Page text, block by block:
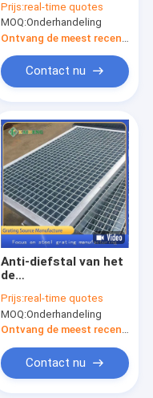
de het
Afvoerkanaalrooster
lidstaten Grating
Drain Cover
Prijs:real-time quotes
MOQ:Onderhandeling
Contact nu
Anti-diefstal van het
de
van het Hete
Onderdompelings
Gegalvaniseerde
Dekkingsmetaal de
vloerplaat
Prijs:real-time quotes
MOQ:Onderhandeling
Ontvang de meest recente Prijs
Contact nu